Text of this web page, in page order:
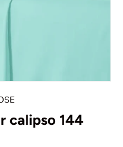
calipso 144